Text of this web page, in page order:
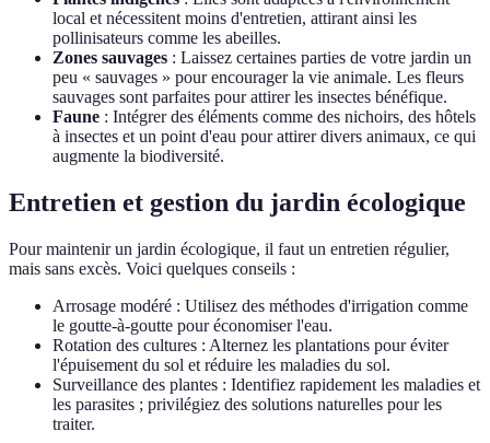
local et nécessitent moins d'entretien, attirant ainsi les
pollinisateurs comme les abeilles.
Zones sauvages : Laissez certaines parties de votre jardin un
peu « sauvages » pour encourager la vie animale. Les fleurs
sauvages sont parfaites pour attirer les insectes bénéfique.
Faune : Intégrer des éléments comme des nichoirs, des hôtels
à insectes et un point d'eau pour attirer divers animaux, ce qui
augmente la biodiversité.
Entretien et gestion du jardin écologique
Pour maintenir un jardin écologique, il faut un entretien régulier,
mais sans excès. Voici quelques conseils :
Arrosage modéré : Utilisez des méthodes d'irrigation comme
le goutte-à-goutte pour économiser l'eau.
Rotation des cultures : Alternez les plantations pour éviter
l'épuisement du sol et réduire les maladies du sol.
Surveillance des plantes : Identifiez rapidement les maladies et
les parasites ; privilégiez des solutions naturelles pour les
traiter.